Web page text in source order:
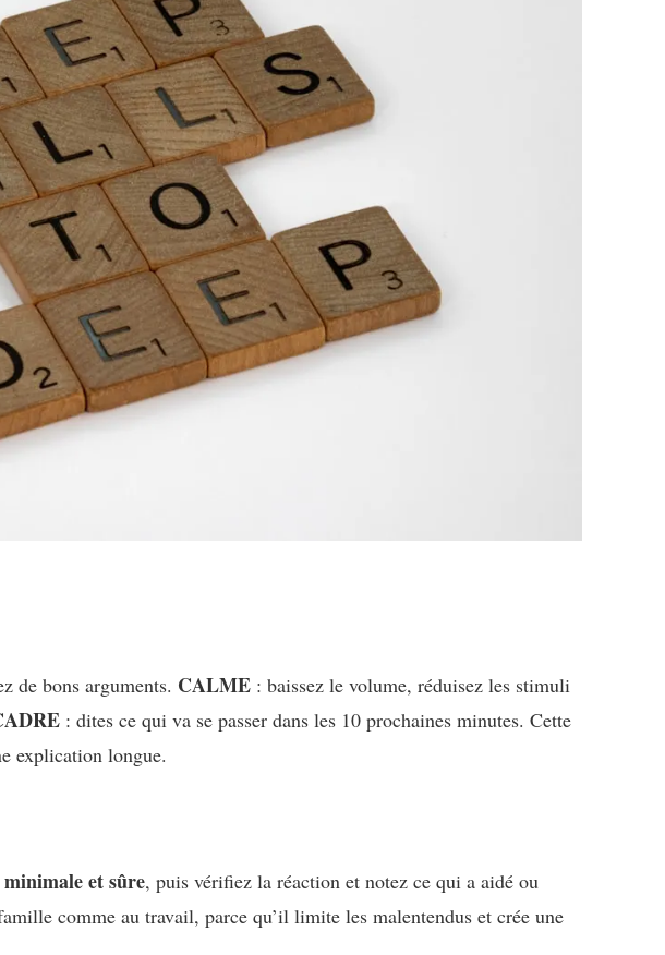
de bons arguments. CALME : baissez le volume, réduisez les stimuli
: dites ce qui va se passer dans les 10 prochaines minutes. Cette
explication longue.
minimale et sûre, puis vérifiez la réaction et notez ce qui a aidé ou
comme au travail, parce qu’il limite les malentendus et crée une